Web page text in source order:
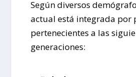
Según diversos
actual está integrada por
pertenecientes a las
generaciones: